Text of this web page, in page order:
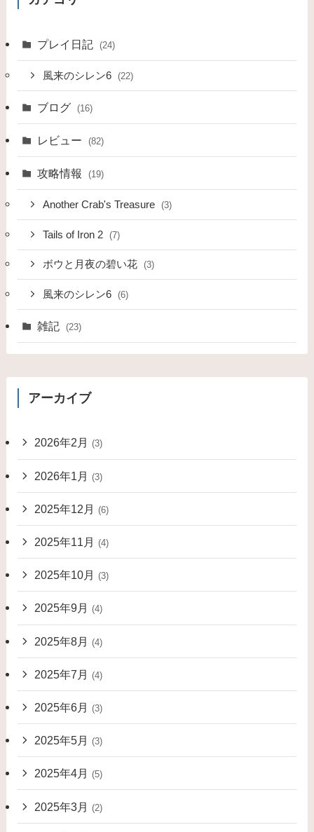
プレイ日記 (24)
風来のシレン6 (22)
ブログ (16)
レビュー (82)
攻略情報 (19)
Another Crab's Treasure (3)
Tails of Iron 2 (7)
ボウと月夜の碧い花 (3)
風来のシレン6 (6)
雑記 (23)
アーカイブ
2026年2月 (3)
2026年1月 (3)
2025年12月 (6)
2025年11月 (4)
2025年10月 (3)
2025年9月 (4)
2025年8月 (4)
2025年7月 (4)
2025年6月 (3)
2025年5月 (3)
2025年4月 (5)
2025年3月 (2)